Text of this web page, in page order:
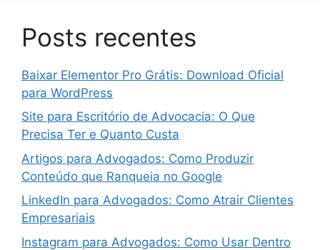
Posts recentes
Baixar Elementor Pro Grátis: Download Oficial
para WordPress
Site para Escritório de Advocacia: O Que
Precisa Ter e Quanto Custa
Artigos para Advogados: Como Produzir
Conteúdo que Ranqueia no Google
LinkedIn para Advogados: Como Atrair Clientes
Empresariais
Instagram para Advogados: Como Usar Dentro